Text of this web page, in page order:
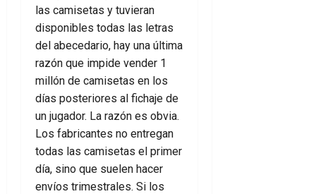
las camisetas y tuvieran
disponibles todas las letras
del abecedario, hay una última
razón que impide vender 1
millón de camisetas en los
días posteriores al fichaje de
un jugador. La razón es obvia.
Los fabricantes no entregan
todas las camisetas el primer
día, sino que suelen hacer
envíos trimestrales. Si los